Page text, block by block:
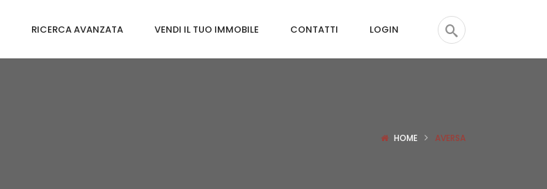
RICERCA AVANZATA VENDI IL TUO IMMOBILE CONTATTI LOGIN
HOME AVERSA